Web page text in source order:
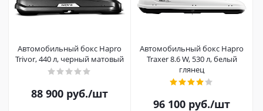
Автомобильный бокс Hapro
Trivor, 440 л, черный матовый
88 900 руб./шт
Автомобильный бокс Hapro
Traxer 8.6 W, 530 л, белый
глянец
96 100 руб./шт